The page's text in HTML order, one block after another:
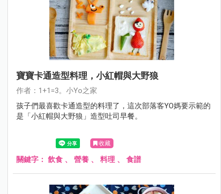
寶寶卡通造型料理，小紅帽與大野狼
作者：1+1=3。小Yo之家
孩子們最喜歡卡通造型的料理了，這次部落客YO媽要示範的
是「小紅帽與大野狼」造型吐司早餐。
收藏
關鍵字： 飲食 、 營養 、 料理 、 食譜